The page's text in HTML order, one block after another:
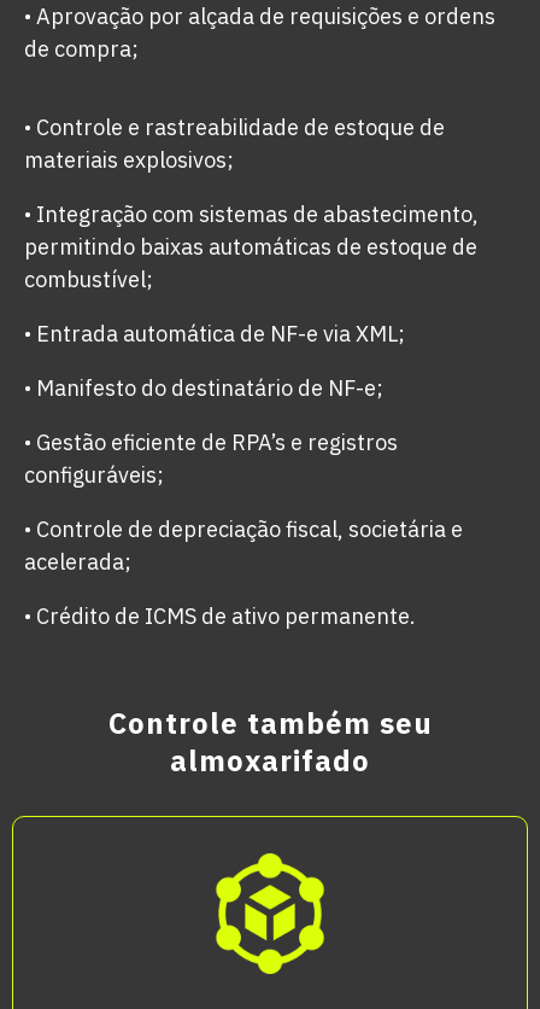
• Aprovação por alçada de requisições e ordens
de compra;
• Controle e rastreabilidade de estoque de
materiais explosivos;
• Integração com sistemas de abastecimento,
permitindo baixas automáticas de estoque de
combustível;
• Entrada automática de NF-e via XML;
• Manifesto do destinatário de NF-e;
• Gestão eficiente de RPA’s e registros
configuráveis;
• Controle de depreciação fiscal, societária e
acelerada;
• Crédito de ICMS de ativo permanente.
Controle também seu
almoxarifado